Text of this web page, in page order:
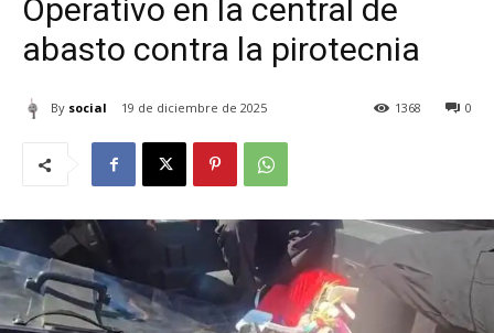
Operativo en la central de
abasto contra la pirotecnia
By social 19 de diciembre de 2025 0
1368